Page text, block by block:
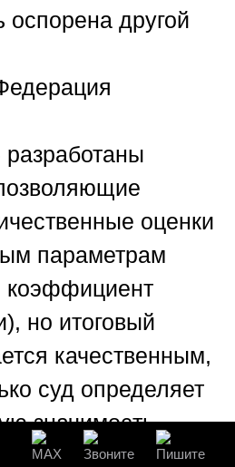
оспорена другой
разработаны
оценки
параметрам
коэффициент
но итоговый
качественным,
суд определяет
значимость